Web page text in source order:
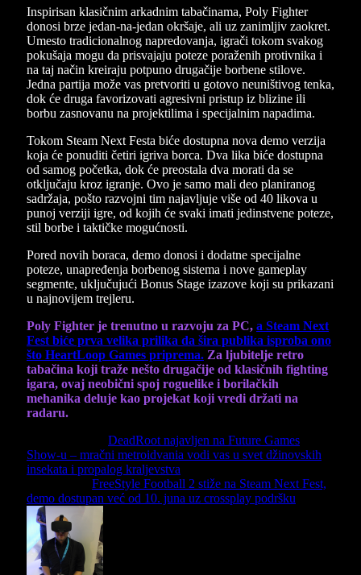
Inspirisan klasičnim arkadnim tabačinama, Poly Fighter
donosi brze jedan-na-jedan okršaje, ali uz zanimljiv zaokret.
Umesto tradicionalnog napredovanja, igrači tokom svakog
pokušaja mogu da prisvajaju poteze poraženih protivnika i
na taj način kreiraju potpuno drugačije borbene stilove.
Jedna partija može vas pretvoriti u gotovo neuništivog tenka,
dok će druga favorizovati agresivni pristup iz blizine ili
borbu zasnovanu na projektilima i specijalnim napadima.
Tokom Steam Next Festa biće dostupna nova demo verzija
koja će ponuditi četiri igriva borca. Dva lika biće dostupna
od samog početka, dok će preostala dva morati da se
otključaju kroz igranje. Ovo je samo mali deo planiranog
sadržaja, pošto razvojni tim najavljuje više od 40 likova u
punoj verziji igre, od kojih će svaki imati jedinstvene poteze,
stil borbe i taktičke mogućnosti.
Pored novih boraca, demo donosi i dodatne specijalne
poteze, unapređenja borbenog sistema i nove gameplay
segmente, uključujući Bonus Stage izazove koji su prikazani
u najnovijem trejleru.
Poly Fighter je trenutno u razvoju za PC, a Steam Next
Fest biće prva velika prilika da šira publika isproba ono
što HeartLoop Games priprema. Za ljubitelje retro
tabačina koji traže nešto drugačije od klasičnih fighting
igara, ovaj neobični spoj roguelike i borilačkih
mehanika deluje kao projekat koji vredi držati na
radaru.
DeadRoot najavljen na Future Games
Show-u – mračni metroidvania vodi vas u svet džinovskih
insekata i propalog kraljevstva
FreeStyle Football 2 stiže na Steam Next Fest,
demo dostupan već od 10. juna uz crossplay podršku